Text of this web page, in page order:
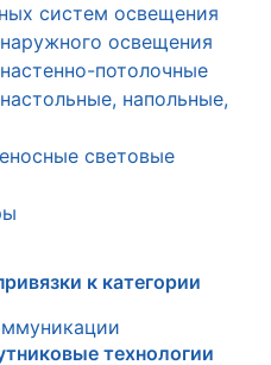
систем освещения
освещения
потолочные
напольные,
световые
к категории
технологии